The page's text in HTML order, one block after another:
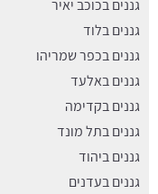
גננים בכוכב יאיר
גננים בלוד
גננים בכפר שמריהו
גננים באלעד
גננים בקדימה
גננים בתל מונד
גננים ביהוד
גננים בעדנים